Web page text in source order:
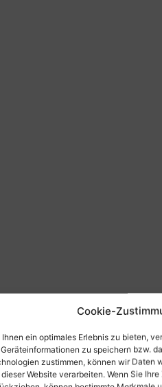
Cookie-
Ihnen ein optimales Erlebnis zu bieten,
Geräteinformationen zu speichern bzw.
zustimmen, können wir Daten
Website verarbeiten. Wenn Sie